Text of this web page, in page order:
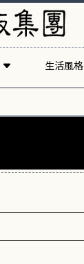
生活風格